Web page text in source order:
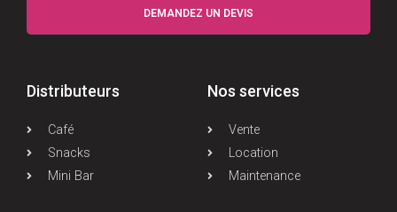
DEMANDEZ UN DEVIS
Distributeurs
Café
Snacks
Mini Bar
Nos services
Vente
Location
Maintenance